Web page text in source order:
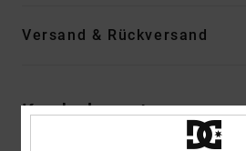
Versand & Rückversand
Kundenbewertungen